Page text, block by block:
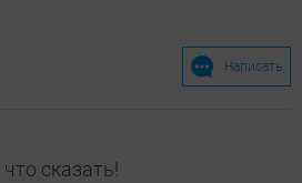
Написать
сказать!